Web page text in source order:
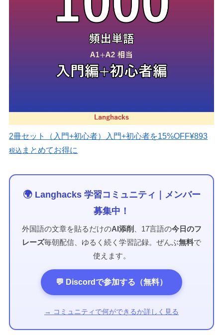
2冊セット（入門+初心者） 入門+初心者を15%OFF¥893
税込 まとめてお得に
🌍 Langhacks 学習コミュニティ｜メンバー
募集中！
外国語の文章を貼るだけのAI添削 、17言語の今日のフ
レーズ毎朝配信、ゆるく続く学習記録。ぜんぶ無料で
使えます。
💬 Discordで参加する（無料）
→ コミュニティで何ができるか詳しく見る